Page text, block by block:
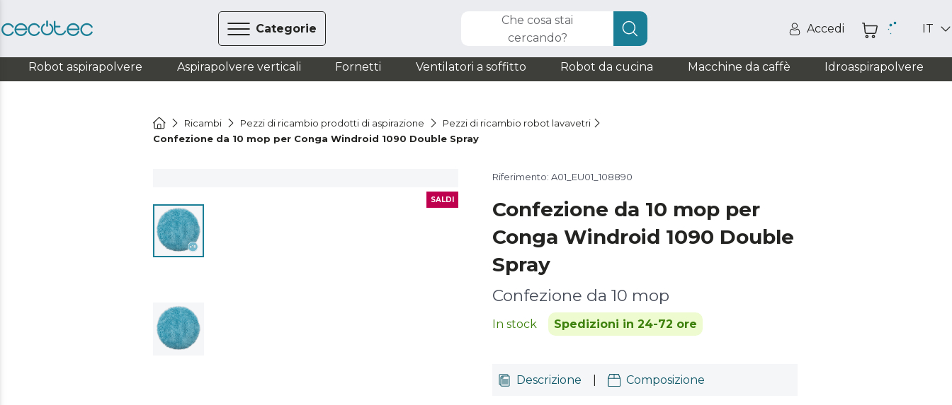
Categorie
Che cosa stai
cercando?
Accedi IT
Robot aspirapolvere Aspirapolvere verticali Fornetti Ventilatori a soffitto Robot da cucina Macchine da caffè Idroaspirapolvere
Ricambi Pezzi di ricambio prodotti di aspirazione
Pezzi di ricambio robot lavavetri
Confezione da 10 mop per Conga Windroid 1090 Double Spray
SALDI
Riferimento: A01_EU01_108890
Confezione da 10 mop per
Conga Windroid 1090 Double
Spray
Confezione da 10 mop
In stock Spedizioni in 24-72 ore
Descrizione Composizione